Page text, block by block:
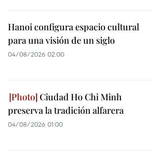
Hanoi configura espacio cultural
para una visión de un siglo
04/08/2026 02:00
Ciudad Ho Chi Minh
preserva la tradición alfarera
04/08/2026 01:00